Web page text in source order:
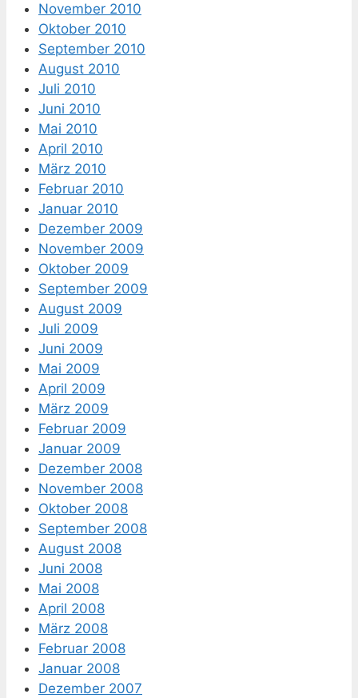
November 2010
Oktober 2010
September 2010
August 2010
Juli 2010
Juni 2010
Mai 2010
April 2010
März 2010
Februar 2010
Januar 2010
Dezember 2009
November 2009
Oktober 2009
September 2009
August 2009
Juli 2009
Juni 2009
Mai 2009
April 2009
März 2009
Februar 2009
Januar 2009
Dezember 2008
November 2008
Oktober 2008
September 2008
August 2008
Juni 2008
Mai 2008
April 2008
März 2008
Februar 2008
Januar 2008
Dezember 2007